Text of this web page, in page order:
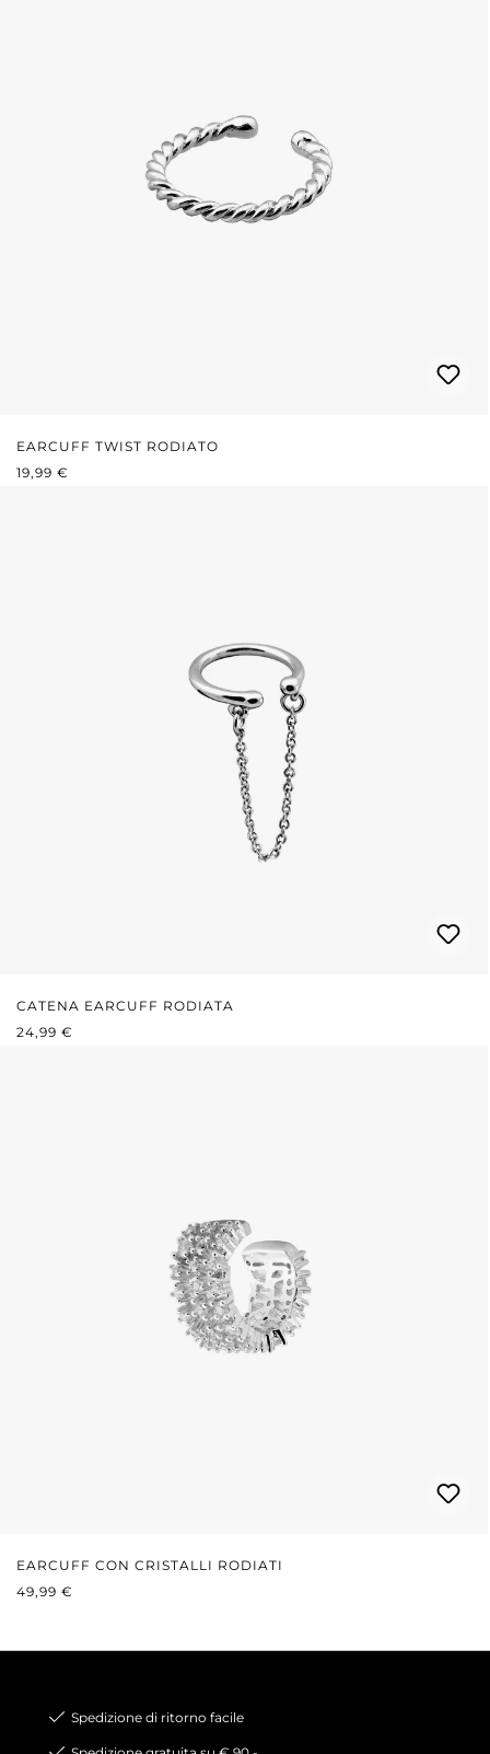
EARCUFF TWIST RODIATO
PREZZO NORMALE:
19,99 €
CATENA EARCUFF RODIATA
PREZZO NORMALE:
24,99 €
EARCUFF CON CRISTALLI RODIATI
PREZZO NORMALE:
49,99 €
Spedizione di ritorno facile